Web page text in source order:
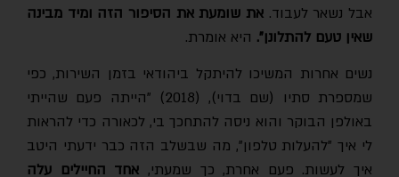
אבל נשאר לעבוד.את שומעת את הסיפור הזה ומיד מבינה
שאין טעם להתלונן".היא אומרת.
נשים אחרות המשיכו להיתקל ביהודאי בזמן השירות, כפי
שמספרת סתיו (שם בדוי), (2018) "הייתה פעם שהייתי
באולפן הבוקר והוא ניסה להתחכך בי, לכאורה כדי להראות
לי איך "להעלות טלפון", מה שבשלב הזה כבר ידעתי היטב
איך לעשות. פעם אחרת, כך שמעתי,אחד החיילים עלה